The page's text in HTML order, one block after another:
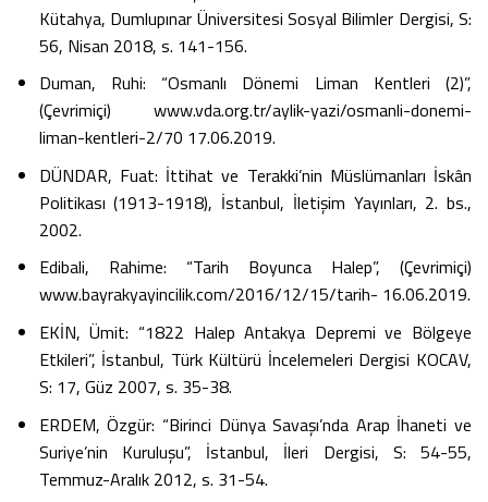
Kütahya, Dumlupınar Üniversitesi Sosyal Bilimler Dergisi, S:
56, Nisan 2018, s. 141-156.
Duman, Ruhi: “Osmanlı Dönemi Liman Kentleri (2)”,
(Çevrimiçi) www.vda.org.tr/aylik-yazi/osmanli-donemi-
liman-kentleri-2/70 17.06.2019.
DÜNDAR, Fuat: İttihat ve Terakki’nin Müslümanları İskân
Politikası (1913-1918), İstanbul, İletişim Yayınları, 2. bs.,
2002.
Edibali, Rahime: “Tarih Boyunca Halep”, (Çevrimiçi)
www.bayrakyayincilik.com/2016/12/15/tarih- 16.06.2019.
EKİN, Ümit: “1822 Halep Antakya Depremi ve Bölgeye
Etkileri”, İstanbul, Türk Kültürü İncelemeleri Dergisi KOCAV,
S: 17, Güz 2007, s. 35-38.
ERDEM, Özgür: “Birinci Dünya Savaşı’nda Arap İhaneti ve
Suriye’nin Kuruluşu”, İstanbul, İleri Dergisi, S: 54-55,
Temmuz-Aralık 2012, s. 31-54.